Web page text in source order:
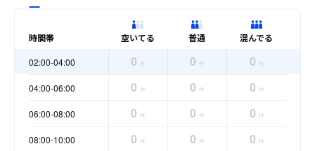
時間帯 空いてる 普通 混んでる
02:00-04:00 0 件 0 件 0 件
04:00-06:00 0 件 0 件 0 件
06:00-08:00 0 件 0 件 0 件
08:00-10:00 0 件 0 件 0 件